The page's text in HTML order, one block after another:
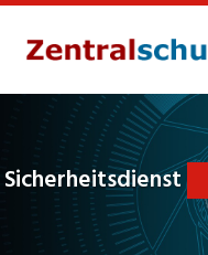
content
Sicherheitsdienst